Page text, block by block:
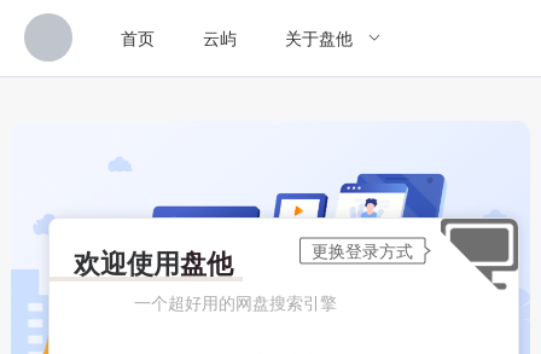
首页 云屿 关于盘他
欢迎使用盘他
一个超好用的网盘搜索引擎